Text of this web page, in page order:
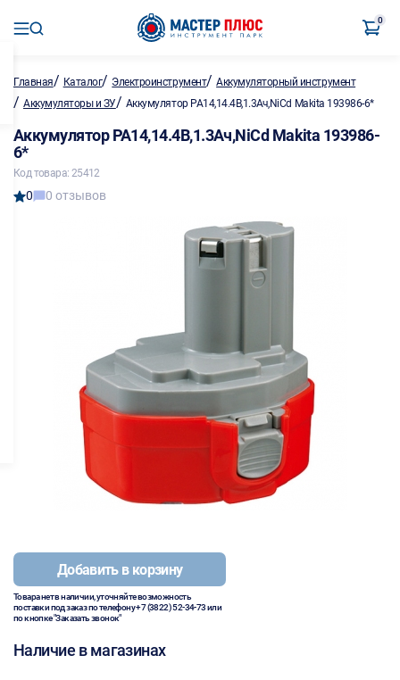
0
Главная/ Каталог/ Электроинструмент/Аккумуляторный инструмент
/ Аккумуляторы и ЗУ/ Аккумулятор PA14,14.4В,1.3Ач,NiCd Makita 193986-6*
Аккумулятор PA14,14.4В,1.3Ач,NiCd Makita 193986-
6*
Код товара: 25412
0 0 отзывов
Добавить в корзину
Товара нет в наличии, уточняйте возможность
поставки под заказ по телефону+7 (3822) 52-34-73или
по кнопке "Заказать звонок"
Наличие в магазинах